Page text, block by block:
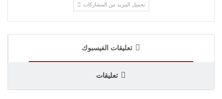
تحميل المزيد من المشاركات
تعليقات الفيسبوك
تعليقات